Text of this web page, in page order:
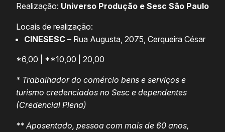
Realização: Universo Produção e Sesc São Paulo
Locais de realização:
CINESESC – Rua Augusta, 2075, Cerqueira César
*6,00 | **10,00 | 20,00
* Trabalhador do comércio bens e serviços e
turismo credenciados no Sesc e dependentes
(Credencial Plena)
** Aposentado, pessoa com mais de 60 anos,